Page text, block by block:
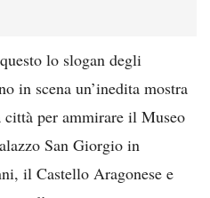
lo slogan degli
in scena un’inedita mostra
per ammirare il Museo
San Giorgio in
il Castello Aragonese e